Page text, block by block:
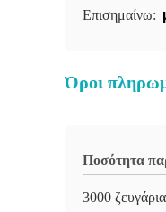
Επισημαίνω:
Όροι
Ποσότητα
3000